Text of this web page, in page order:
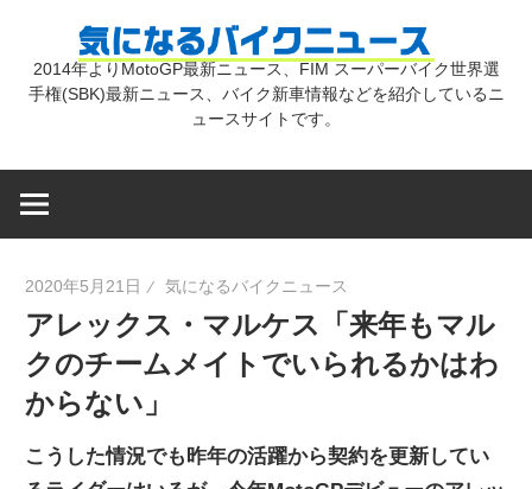
気
バ
2014年よりMotoGP最新ニュース、FIM スーパーバイク世界選
手権(SBK)最新ニュース、バイク新車情報などを紹介しているニ
ュースサイトです。
2020年5月21日 気になるバイクニュース
アレックス・マルケス「来年もマル
クのチームメイトでいられるかはわ
からない」
こうした情況でも昨年の活躍から契約を更新してい